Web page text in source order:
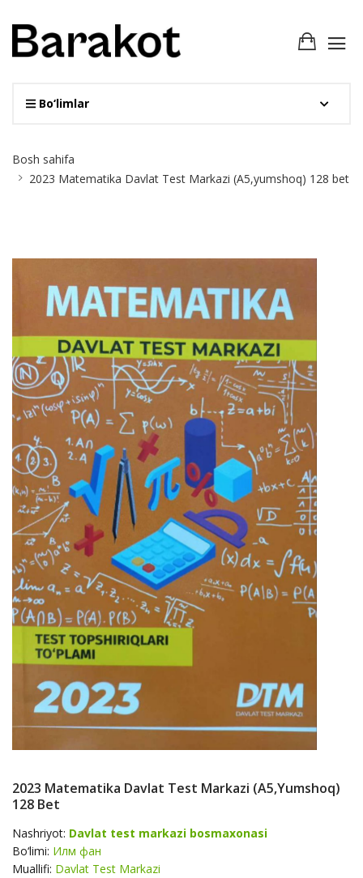
Bo‘limlar
Breadcrumb
Bosh sahifa
2023 Matematika Davlat Test Markazi (A5,yumshoq) 128 bet
2023 Matematika Davlat Test Markazi (A5,yumshoq)
128 Bet
Nashriyot: Davlat test markazi bosmaxonasi
Bo‘limi: Илм фан
Muallifi: Davlat Test Markazi